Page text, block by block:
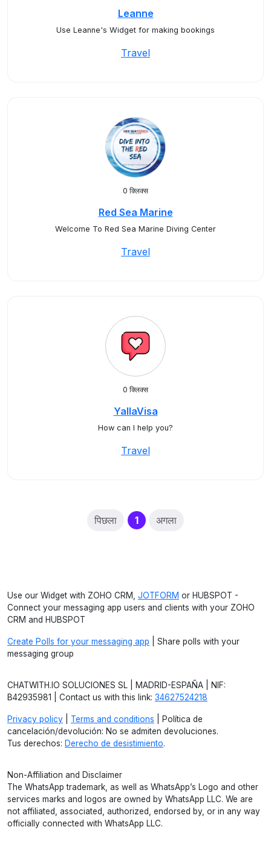
Leanne
Use Leanne's Widget for making bookings
Travel
0 क्लिक्स
Red Sea Marine
Welcome To Red Sea Marine Diving Center
Travel
0 क्लिक्स
YallaVisa
How can I help you?
Travel
पिछला 1(current)
अगला
Use our Widget with ZOHO CRM, JOTFORM or HUBSPOT -
Connect your messaging app users and clients with your ZOHO
CRM and HUBSPOT
Create Polls for your messaging app | Share polls with your
messaging group
CHATWITH.IO SOLUCIONES SL | MADRID-ESPAÑA | NIF:
B42935981 | Contact us with this link: 34627524218
Privacy policy Terms and conditions | Política de
cancelación/devolución: No se admiten devoluciones.
Tus derechos: Derecho de desistimiento.
Non-Affiliation and Disclaimer
The WhatsApp trademark, as well as WhatsApp’s Logo and other
services marks and logos are owned by WhatsApp LLC. We are
not affiliated, associated, authorized, endorsed by, or in any way
officially connected with WhatsApp LLC.